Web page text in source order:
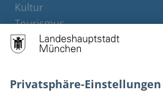
Kultur
Tourismus
M-Strom
Bürgerservice